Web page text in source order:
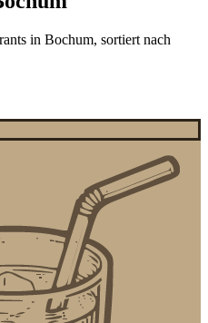
in Bochum, sortiert nach